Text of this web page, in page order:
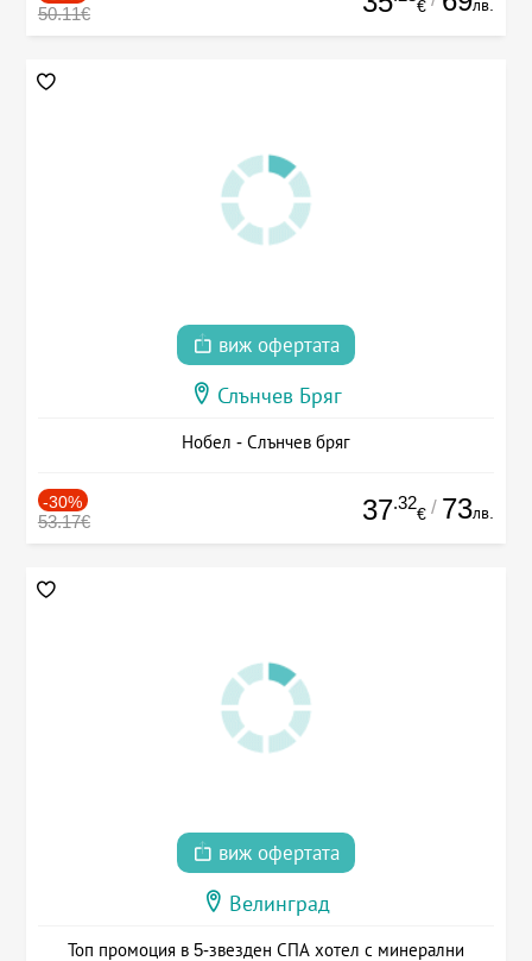
50.11€ € лв.
виж офертата
Слънчев Бряг
Нобел - Слънчев бряг
-30%
53.17€ 37.32
€ / 73лв.
виж офертата
Велинград
Топ промоция в 5-звезден СПА хотел с минерални